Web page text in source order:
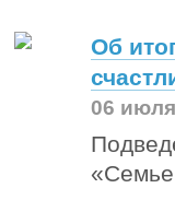
Об
06